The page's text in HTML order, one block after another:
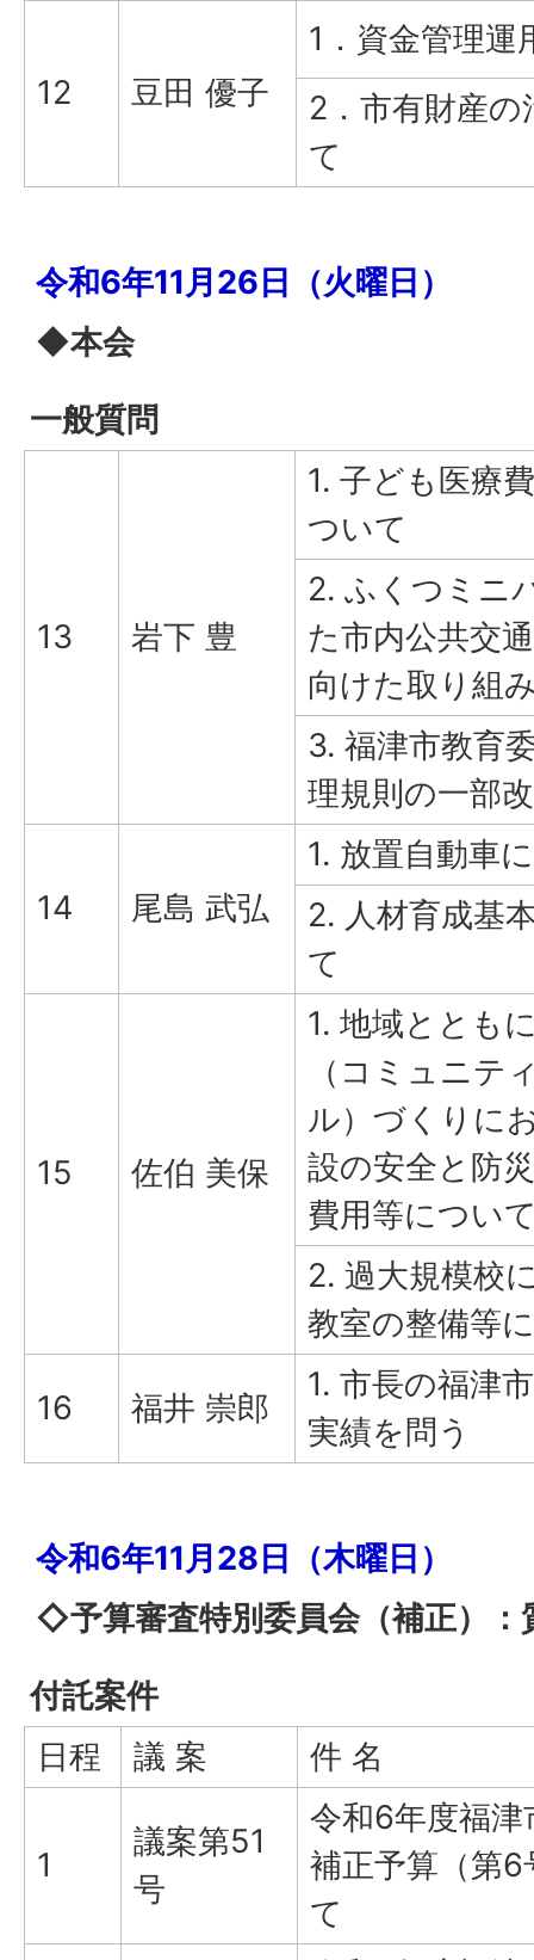
12 豆田 優子
1．資金管理運
2．市有財産
て
令和6年11月26日（火曜日）
◆本会
一般質問
13 岩下 豊
1. 子ども医療
ついて
2. ふくつミニ
た市内公共交
向けた取り組
3. 福津市教育
理規則の一部
14 尾島 武弘
1. 放置自動車
2. 人材育成基
て
15 佐伯 美保
1. 地域ととも
（コミュニテ
ル）づくりに
設の安全と防
費用等につい
2. 過大規模校
教室の整備等
16 福井 崇郎
1. 市長の福津
実績を問う
令和6年11月28日（木曜日）
◇予算審査特別委員会（補正）：
付託案件
日程
議 案 件 名
1
議案第51
号
令和6年度福津
補正予算（第
て